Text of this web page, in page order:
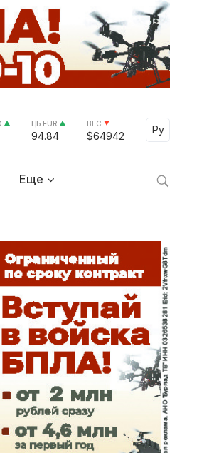
ЦБ EUR
94.84
BTC
$64942
Ру
Select
Еще